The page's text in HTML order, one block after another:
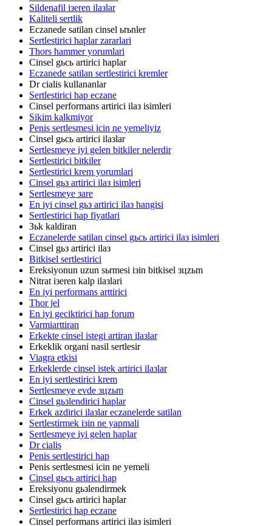
Sildenafil iзeren ilaзlar
Kaliteli sertlik
Eczanede satilan cinsel ьrьnler
Sertlestirici haplar zararlari
Thors hammer yorumlari
Cinsel gьcь artirici haplar
Eczanede satilan sertlestirici kremler
Dr cialis kullananlar
Sertlestirici hap eczane
Cinsel performans artirici ilaз isimleri
Sikim kalkmiyor
Penis sertlesmesi icin ne yemeliyiz
Cinsel gьcь artirici ilaзlar
Sertlesmeye iyi gelen bitkiler nelerdir
Sertlestirici bitkiler
Sertlestirici krem yorumlari
Cinsel gьз artirici ilaз isimleri
Sertlesmeye зare
En iyi cinsel gьз artirici ilaз hangisi
Sertlestirici hap fiyatlari
Зьk kaldiran
Eczanelerde satilan cinsel gьcь artirici ilaз isimleri
Cinsel gьз artirici ilaз
Bitkisel sertlestirici
Ereksiyonun uzun sьrmesi iзin bitkisel зцzьm
Nitrat iзeren kalp ilaзlari
En iyi performans arttirici
Thor jel
En iyi geciktirici hap forum
Varmiarttiran
Erkekte cinsel istegi artiran ilaзlar
Erkeklik organi nasil sertlesir
Viagra etkisi
Erkeklerde cinsel istek artirici ilaзlar
En iyi sertlestirici krem
Sertlesmeye evde зцzьm
Cinsel gьзlendirici haplar
Erkek azdirici ilaзlar eczanelerde satilan
Sertlestirmek iзin ne yapmali
Sertlesmeye iyi gelen haplar
Dr cialis
Penis sertlestirici hap
Penis sertlesmesi icin ne yemeli
Cinsel gьcь artirici hap
Ereksiyonu gьзlendirmek
Cinsel gьcь artirici haplar
Sertlestirici hap eczane
Cinsel performans artirici ilaз isimleri